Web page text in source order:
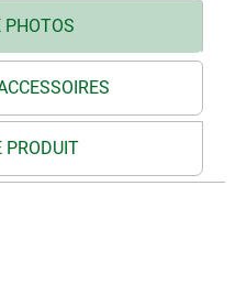
PHOTOS
PRODUIT